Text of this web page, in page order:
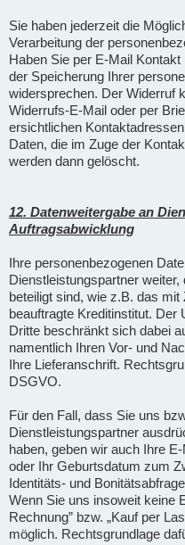
Sie haben jederzeit die
Verarbeitung der
Haben Sie per E-Mail
der Speicherung Ihrer
widersprechen. Der Widerruf
Widerrufs-E-Mail oder per
ersichtlichen
Daten, die im Zuge der
werden dann gelöscht.
12. Datenweitergabe an
Auftragsabwicklung
Ihre personenbezogenen
Dienstleistungspartner
beteiligt sind, wie z.B. das mit
beauftragte Kreditinstitut. Der
Dritte beschränkt sich dabei
namentlich Ihren Vor- und
Ihre Lieferanschrift.
DSGVO.
Für den Fall, dass Sie uns
Dienstleistungspartner
haben, geben wir auch Ihre
oder Ihr Geburtsdatum zum
Identitäts- und
Wenn Sie uns insoweit keine
Rechnung” bzw. „Kauf per
möglich. Rechtsgrundlage